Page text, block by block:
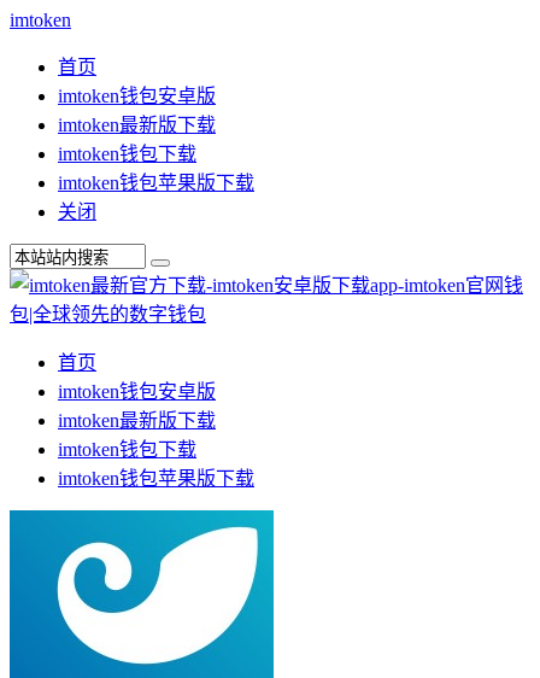
imtoken
首页
imtoken钱包安卓版
imtoken最新版下载
imtoken钱包下载
imtoken钱包苹果版下载
关闭
首页
imtoken钱包安卓版
imtoken最新版下载
imtoken钱包下载
imtoken钱包苹果版下载